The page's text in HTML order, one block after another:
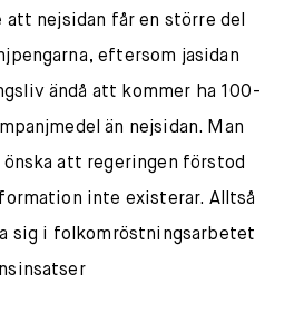
att nejsidan får en större del
eftersom jasidan
ändå att kommer ha 100-
än nejsidan. Man
att regeringen förstod
inte existerar. Alltså
sig i folkomröstningsarbetet